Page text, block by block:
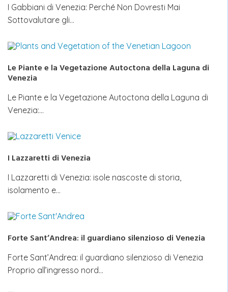
I Gabbiani di Venezia: Perché Non Dovresti Mai
Sottovalutare gli…
Le Piante e la Vegetazione Autoctona della Laguna di
Venezia
Le Piante e la Vegetazione Autoctona della Laguna di
Venezia:…
I Lazzaretti di Venezia
I Lazzaretti di Venezia: isole nascoste di storia,
isolamento e…
Forte Sant’Andrea: il guardiano silenzioso di Venezia
Forte Sant’Andrea: il guardiano silenzioso di Venezia
Proprio all’ingresso nord…